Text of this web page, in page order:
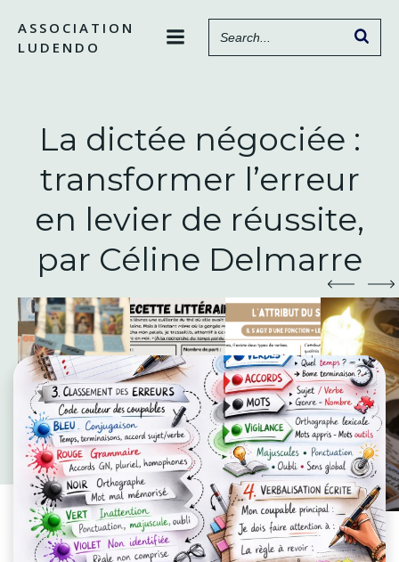
contenu
ASSOCIATION
LUDENDO
La dictée négociée :
transformer l’erreur
en levier de réussite,
par Céline Delmarre